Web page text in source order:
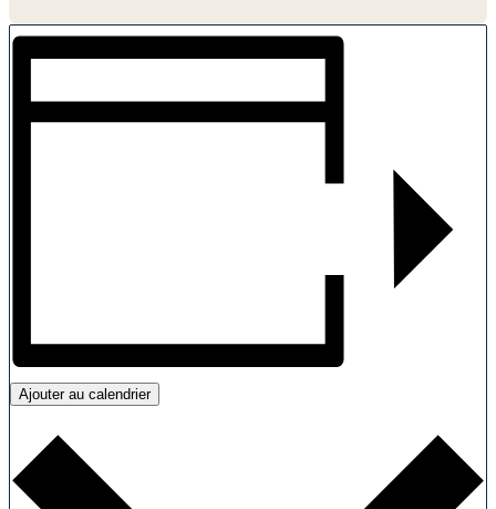
Ajouter au calendrier